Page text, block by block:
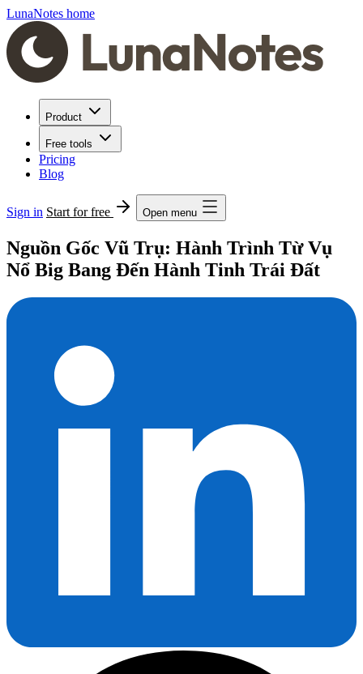
LunaNotes home
Product
Free tools
Pricing
Blog
Sign in Start for free Open menu
Nguồn Gốc Vũ Trụ: Hành Trình Từ Vụ
Nổ Big Bang Đến Hành Tinh Trái Đất